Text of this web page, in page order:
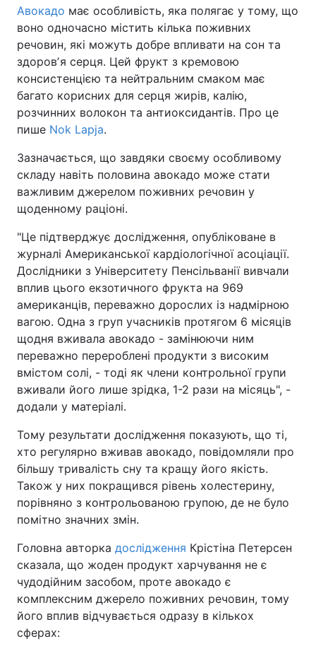
Авокадо має особливість, яка полягає у тому, що
воно одночасно містить кілька поживних
речовин, які можуть добре впливати на сон та
здоровʼя серця. Цей фрукт з кремовою
консистенцією та нейтральним смаком має
багато корисних для серця жирів, калію,
розчинних волокон та антиоксидантів. Про це
пише Nok Lapja.
Зазначається, що завдяки своєму особливому
складу навіть половина авокадо може стати
важливим джерелом поживних речовин у
щоденному раціоні.
"Це підтверджує дослідження, опубліковане в
журналі Американської кардіологічної асоціації.
Дослідники з Університету Пенсільванії вивчали
вплив цього екзотичного фрукта на 969
американців, переважно дорослих із надмірною
вагою. Одна з груп учасників протягом 6 місяців
щодня вживала авокадо - замінюючи ним
переважно перероблені продукти з високим
вмістом солі, - тоді як члени контрольної групи
вживали його лише зрідка, 1-2 рази на місяць", -
додали у матеріалі.
Тому результати дослідження показують, що ті,
хто регулярно вживав авокадо, повідомляли про
більшу тривалість сну та кращу його якість.
Також у них покращився рівень холестерину,
порівняно з контрольованою групою, де не було
помітно значних змін.
Головна авторка дослідження Крістіна Петерсен
сказала, що жоден продукт харчування не є
чудодійним засобом, проте авокадо є
комплексним джерело поживних речовин, тому
його вплив відчувається одразу в кількох
сферах: